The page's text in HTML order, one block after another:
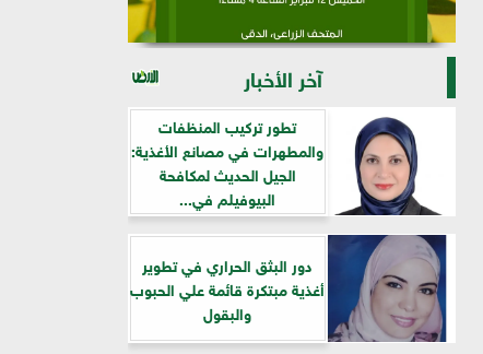
آخر الأخبار
تطور تركيب المنظفات
والمطهرات في مصانع الأغذية:
الجيل الحديث لمكافحة
البيوفيلم في...
دور البثق الحراري في تطوير
أغذية مبتكرة قائمة علي الحبوب
والبقول